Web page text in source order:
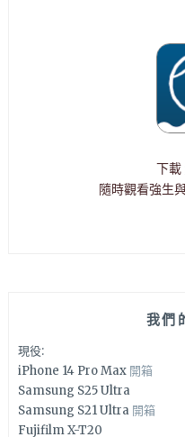
下載
隨時觀看強生
我們
現役:
iPhone 14 Pro Max 開箱
Samsung S25 Ultra
Samsung S21 Ultra 開箱
Fujifilm X-T20